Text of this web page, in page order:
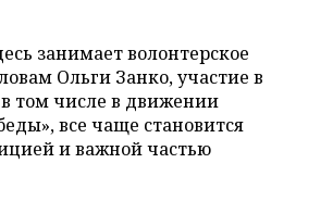
занимает волонтерское
Ольги Занко, участие в
том числе в движении
все чаще становится
и важной частью